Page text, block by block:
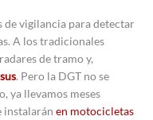
de vigilancia para detectar
A los tradicionales
de tramo y,
. Pero la DGT no se
ya llevamos meses
instalarán en motocicletas